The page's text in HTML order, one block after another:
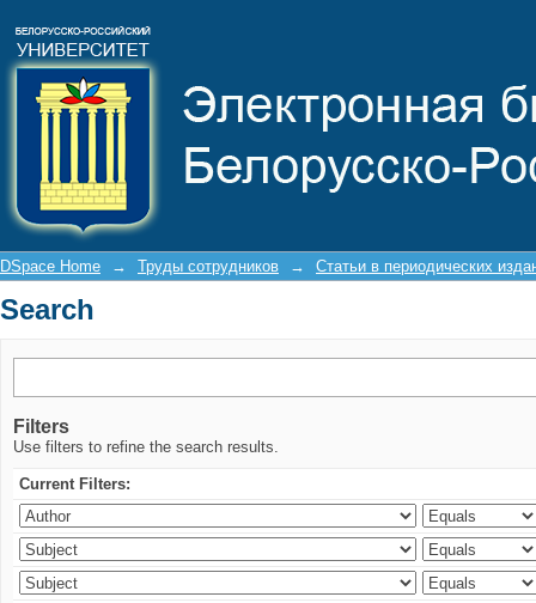
DSpace Home → Труды сотрудников → Статьи в периодических
Search
Filters
Use filters to refine the search results.
Current Filters: